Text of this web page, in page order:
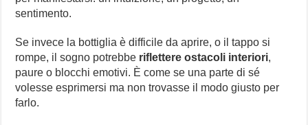
sentimento.
Se invece la bottiglia è difficile da aprire, o il tappo si
rompe, il sogno potrebbe riflettere ostacoli interiori,
paure o blocchi emotivi. È come se una parte di sé
volesse esprimersi ma non trovasse il modo giusto per
farlo.